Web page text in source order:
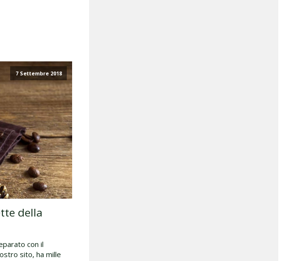
7 Settembre 2018
della
con il
sito, ha mille